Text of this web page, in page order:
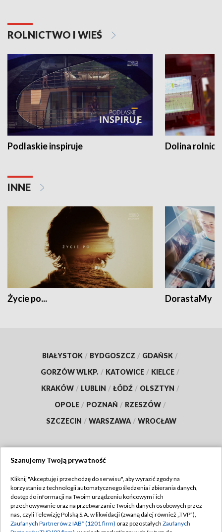
ROLNICTWO I WIEŚ
Podlaskie inspiruje Dolina
INNE
Życie po... DorastaMy
BIAŁYSTOK / BYDGOSZCZ / GDAŃSK /
GORZÓW WLKP. / KATOWICE / KIELCE /
KRAKÓW / LUBLIN / ŁÓDŹ / OLSZTYN /
OPOLE / POZNAŃ / RZESZÓW /
SZCZECIN / WARSZAWA / WROCŁAW
TVP
Abonament TVP
Emisja w TVP
Regulamin TVP
Polityka prywatności
Szanujemy Twoją prywatność
Kliknij "Akceptuję i przechodzę do serwisu", aby wyrazić zgody na
korzystanie z technologii automatycznego śledzenia i zbierania danych,
dostęp do informacji na Twoim urządzeniu końcowym i ich
przechowywanie oraz na przetwarzanie Twoich danych osobowych przez
nas, czyli Telewizję Polską S.A. w likwidacji (zwaną dalej również „TVP”),
Zaufanych Partnerów z IAB* (1201 firm) oraz pozostałych Zaufanych